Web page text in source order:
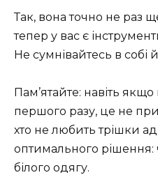
Так, вона точно не раз
тепер у вас є
Не сумнівайтесь в собі
Пам’ятайте: навіть
першого разу, це не
хто не любить трішки
оптимального рішення:
білого одягу.